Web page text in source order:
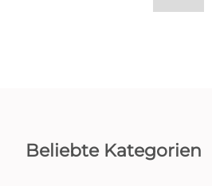
Beliebte Kategorien